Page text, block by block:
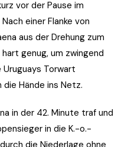
vor der Pause im
einer Flanke von
aus der Drehung zum
genug, um zwingend
Torwart
die Hände ins Netz.
in der 42. Minute traf und
in die K.-o.-
die Niederlage ohne